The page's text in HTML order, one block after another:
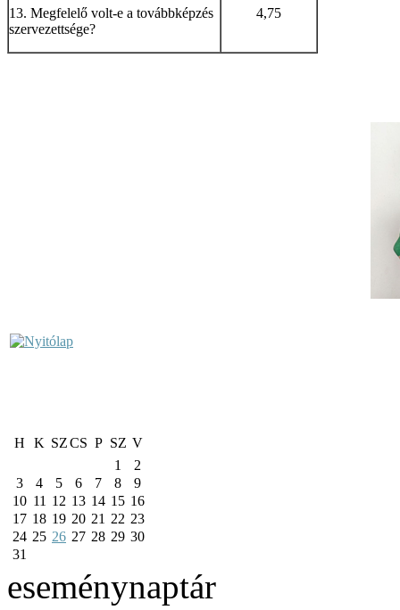
13. Megfelelő volt-e a továbbképzés
szervezettsége?
4,75
H K SZCS P SZ V
1
2
3
4 5 6 7 8
9
10 11 12 13 14 15 16
17 18 19 20 21 22 23
24 25 26 27 28 29 30
31
eseménynaptár